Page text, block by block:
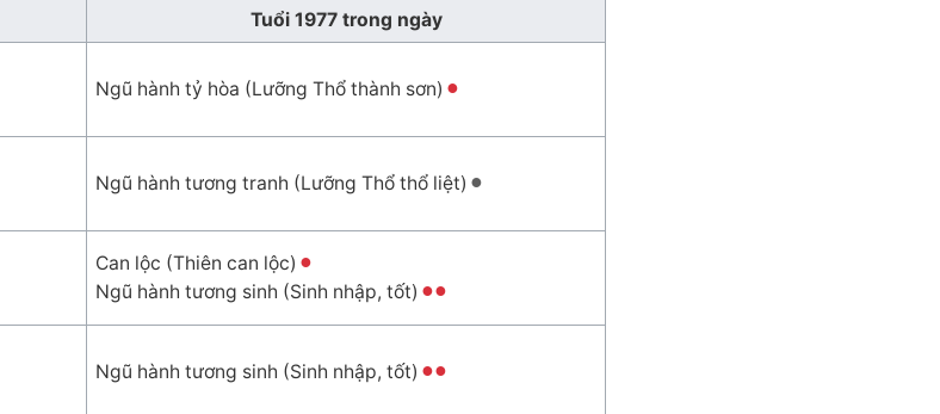
Tuổi 1977 trong ngày
Ngũ hành tỷ hòa (Lưỡng Thổ thành sơn)
Ngũ hành tương tranh (Lưỡng Thổ thổ liệt)
Can lộc (Thiên can lộc)
Ngũ hành tương sinh (Sinh nhập, tốt)
Ngũ hành tương sinh (Sinh nhập, tốt)